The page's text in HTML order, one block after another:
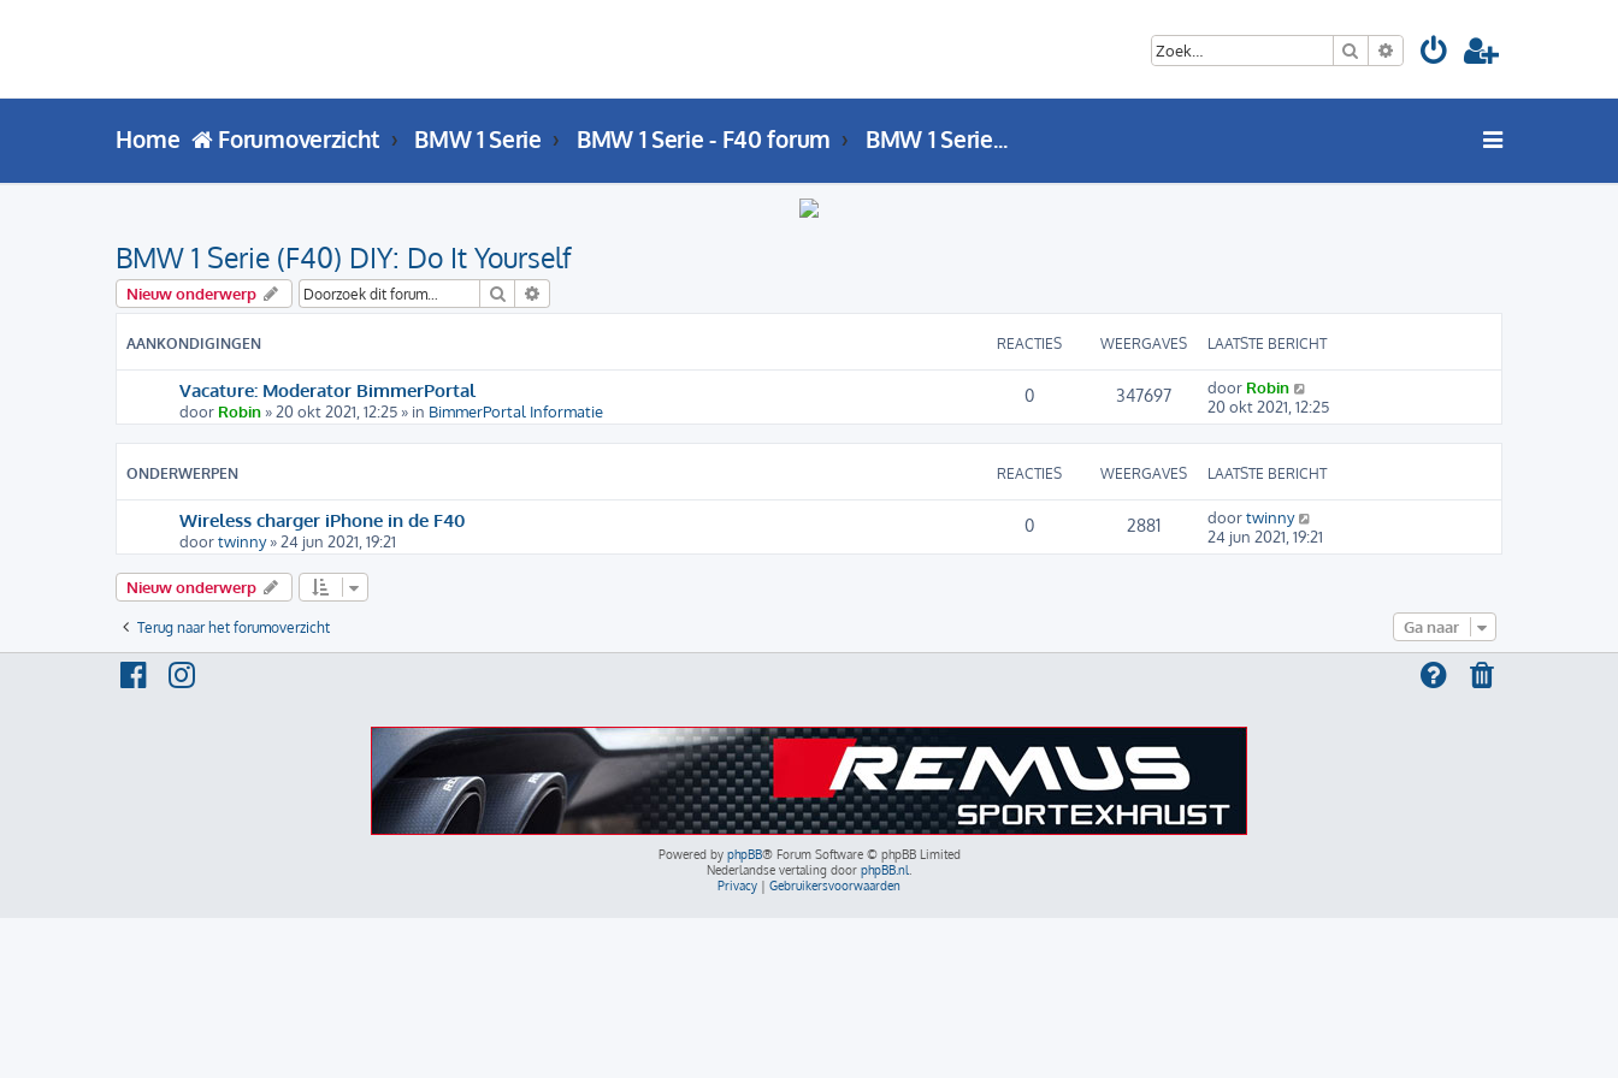
Zoek Uitgebreid zoeken
Home Forumoverzicht BMW 1 Serie BMW 1 Serie - F40 forum BMW 1 Serie (F40) DIY: Do It Yourself
BMW 1 Serie (F40) DIY: Do It Yourself
Nieuw onderwerp Zoek
AANKONDIGINGEN REACTIES WEERGAVES LAATSTE BERICHT
Vacature: Moderator BimmerPortal
door Robin » 20 okt 2021, 12:25 » in BimmerPortal Informatie
0 347697 door Robin
20 okt 2021, 12:25
ONDERWERPEN REACTIES WEERGAVES LAATSTE BERICHT
Wireless charger iPhone in de F40
doortwinny» 24 jun 2021, 19:21
0 2881 doortwinny
24 jun 2021, 19:21
Nieuw onderwerp
Terug naar het forumoverzicht Ga naar
Powered by phpBB® Forum Software © phpBB Limited
Nederlandse vertaling door phpBB.nl.
Privacy
Gebruikersvoorwaarden